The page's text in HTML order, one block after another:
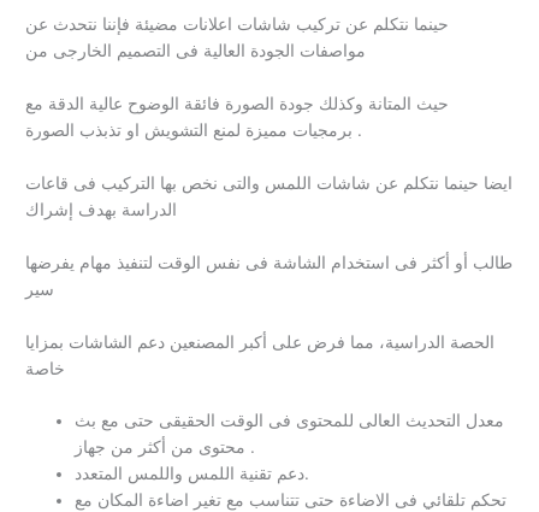
حينما نتكلم عن تركيب شاشات اعلانات مضيئة فإننا نتحدث عن
مواصفات الجودة العالية فى التصميم الخارجى من
حيث المتانة وكذلك جودة الصورة فائقة الوضوح عالية الدقة مع
برمجيات مميزة لمنع التشويش او تذبذب الصورة .
ايضا حينما نتكلم عن شاشات اللمس والتى نخص بها التركيب فى قاعات
الدراسة بهدف إشراك
طالب أو أكثر فى استخدام الشاشة فى نفس الوقت لتنفيذ مهام يفرضها
سير
الحصة الدراسية، مما فرض على أكبر المصنعين دعم الشاشات بمزايا
خاصة
معدل التحديث العالى للمحتوى فى الوقت الحقيقى حتى مع بث
محتوى من أكثر من جهاز .
دعم تقنية اللمس واللمس المتعدد.
تحكم تلقائي فى الاضاءة حتى تتناسب مع تغير اضاءة المكان مع